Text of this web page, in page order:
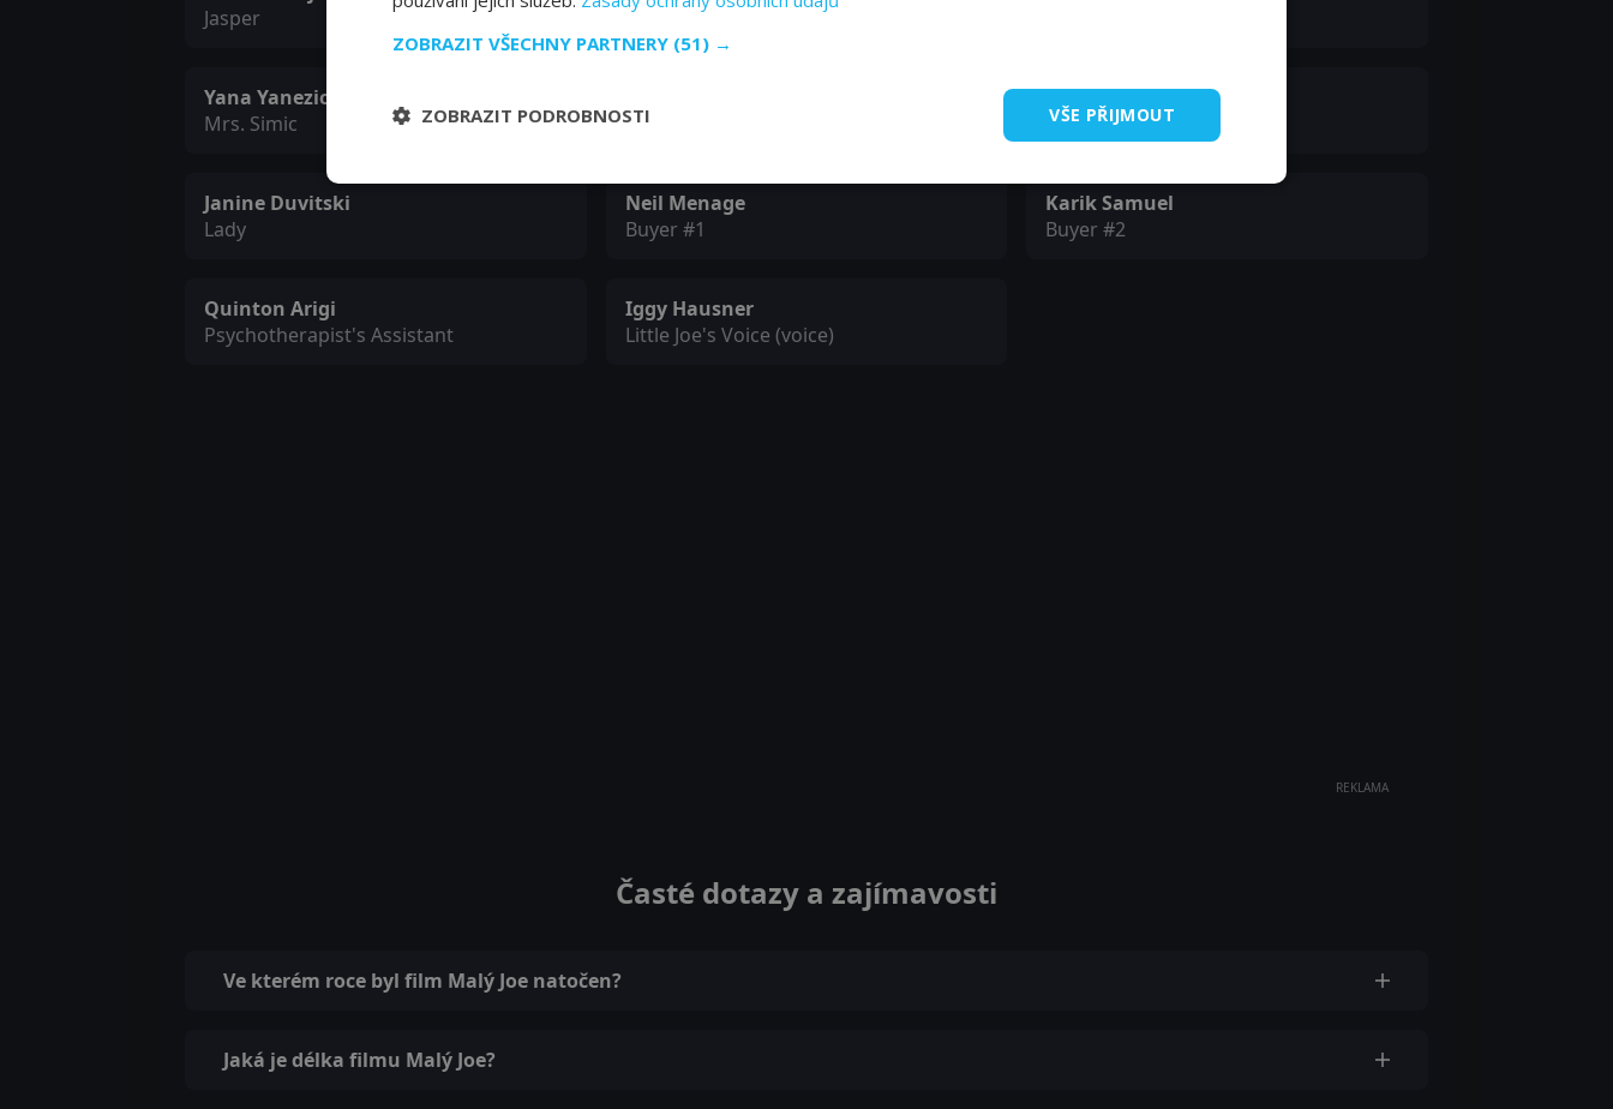
Jasper
Colleague #3
Yana Yanezic
Mrs. Simic
Mother
Phoebe Austen
Girl
Janine Duvitski
Lady
Neil Menage
Buyer #1
Karik Samuel
Buyer #2
Quinton Arigi
Psychotherapist's Assistant
Iggy Hausner
Little Joe's Voice (voice)
REKLAMA
Časté dotazy a zajímavosti
Ve kterém roce byl film Malý Joe natočen?
Jaká je délka filmu Malý Joe?
ZOBRAZIT VŠECHNY PARTNERY (51) →
VŠE PŘIJMOUT
ZOBRAZIT PODROBNOSTI